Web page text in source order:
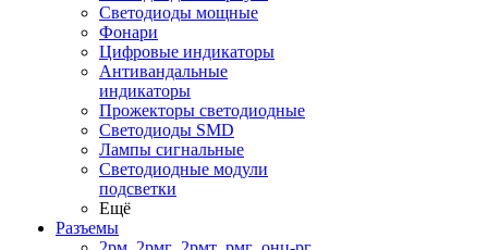
Светодиоды мощные
Фонари
Цифровые индикаторы
Антивандальные
индикаторы
Прожекторы светодиодные
Светодиоды SMD
Лампы сигнальные
Светодиодные модули
подсветки
Ещё
Разъемы